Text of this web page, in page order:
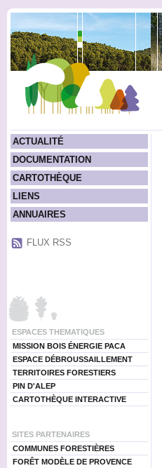
ACTUALITÉ
DOCUMENTATION
CARTOTHÈQUE
LIENS
ANNUAIRES
FLUX RSS
ESPACES THEMATIQUES
MISSION BOIS ÉNERGIE PACA
ESPACE DÉBROUSSAILLEMENT
TERRITOIRES FORESTIERS
PIN D'ALEP
CARTOTHÈQUE INTERACTIVE
SITES PARTENAIRES
COMMUNES FORESTIÈRES
FORÊT MODÈLE DE PROVENCE